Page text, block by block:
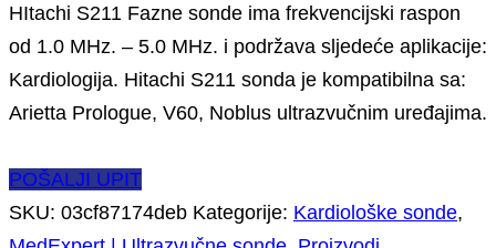
HItachi S211 Fazne sonde ima frekvencijski raspon
od 1.0 MHz. – 5.0 MHz. i podržava sljedeće aplikacije:
Kardiologija. Hitachi S211 sonda je kompatibilna sa:
Arietta Prologue, V60, Noblus ultrazvučnim uređajima.
POŠALJI UPIT
SKU: 03cf87174deb Kategorije: Kardiološke sonde,